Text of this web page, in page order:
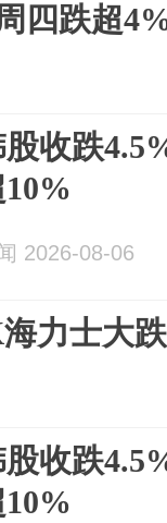
四跌超
收跌
10%
2026-08-06
力士大
收跌
10%